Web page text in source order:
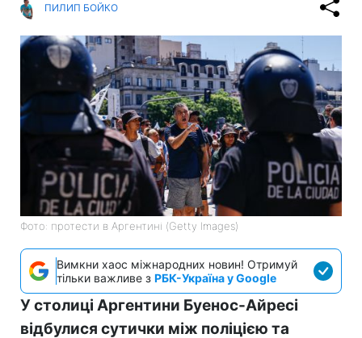
ПИЛИП БОЙКО
Фото: протести в Аргентині (Getty Images)
Вимкни хаос міжнародних новин! Отримуй
тільки важливе з РБК-Україна у Google
У столиці Аргентини Буенос-Айресі
відбулися сутички між поліцією та